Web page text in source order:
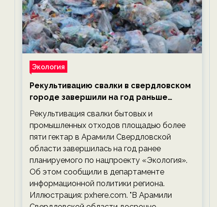
Экология
Рекультивацию свалки в свердловском
городе завершили на год раньше
планируемого срока — новости
экологии на ECOportal
Рекультивация свалки бытовых и
промышленных отходов площадью более
пяти гектар в Арамили Свердловской
области завершилась на год ранее
планируемого по нацпроекту «Экология».
Об этом сообщили в департаменте
информационной политики региона.
Иллюстрация: pxhere.com. "В Арамили